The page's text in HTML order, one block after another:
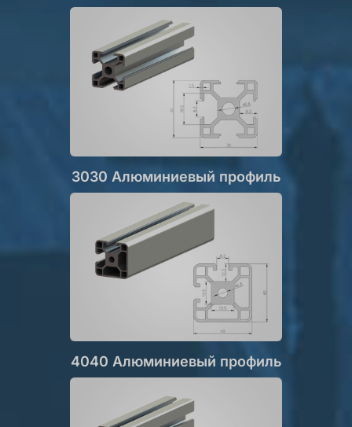
3030 Алюминиевый профиль
4040 Алюминиевый профиль